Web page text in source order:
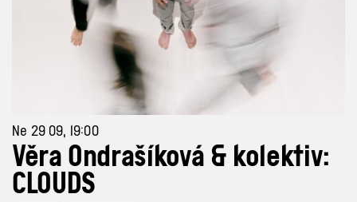
Ne 29 09, 19:00
Věra Ondrašíková & kolektiv:
CLOUDS